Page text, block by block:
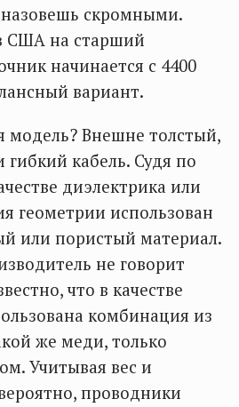
скромными.
США на старший
начинается с 4400
вариант.
модель? Внешне толстый,
гибкий кабель. Судя по
диэлектрика или
геометрии использован
или пористый материал.
не говорит
что в качестве
комбинация из
же меди, только
Учитывая вес и
проводники